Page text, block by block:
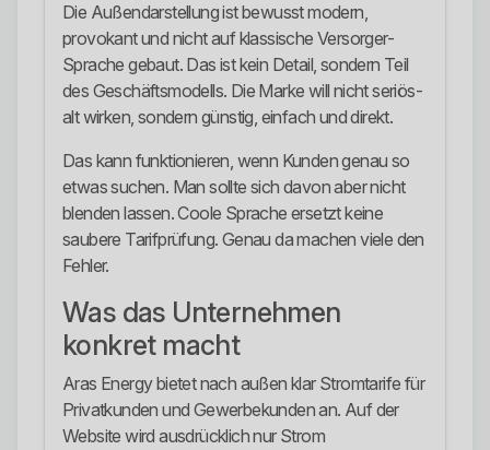
Die Außendarstellung ist bewusst modern,
provokant und nicht auf klassische Versorger-
Sprache gebaut. Das ist kein Detail, sondern Teil
des Geschäftsmodells. Die Marke will nicht seriös-
alt wirken, sondern günstig, einfach und direkt.
Das kann funktionieren, wenn Kunden genau so
etwas suchen. Man sollte sich davon aber nicht
blenden lassen. Coole Sprache ersetzt keine
saubere Tarifprüfung. Genau da machen viele den
Fehler.
Was das Unternehmen
konkret macht
Aras Energy bietet nach außen klar Stromtarife für
Privatkunden und Gewerbekunden an. Auf der
Website wird ausdrücklich nur Strom